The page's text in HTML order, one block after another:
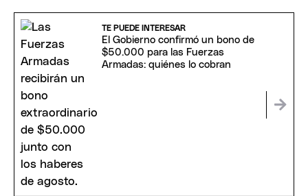
TE PUEDE INTERESAR
El Gobierno confirmó un bono de
$50.000 para las Fuerzas
Armadas: quiénes lo cobran